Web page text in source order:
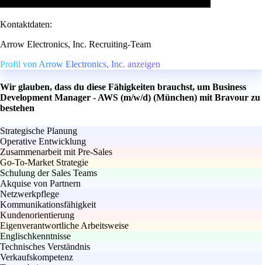
Kontaktdaten:
Arrow Electronics, Inc. Recruiting-Team
Profil von Arrow Electronics, Inc. anzeigen
Wir glauben, dass du diese Fähigkeiten brauchst, um Business
Development Manager - AWS (m/w/d) (München) mit Bravour zu
bestehen
Strategische Planung
Operative Entwicklung
Zusammenarbeit mit Pre-Sales
Go-To-Market Strategie
Schulung der Sales Teams
Akquise von Partnern
Netzwerkpflege
Kommunikationsfähigkeit
Kundenorientierung
Eigenverantwortliche Arbeitsweise
Englischkenntnisse
Technisches Verständnis
Verkaufskompetenz